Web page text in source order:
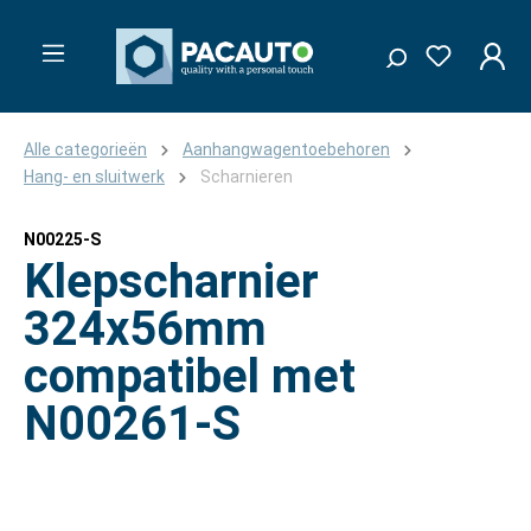
Alle categorieën
Aanhangwagentoebehoren
Hang- en sluitwerk
Scharnieren
N00225-S
Klepscharnier
324x56mm
compatibel met
N00261-S